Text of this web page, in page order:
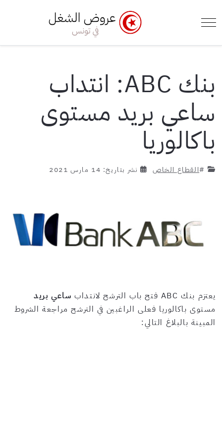
Mobile Menu Toggle
بنك ABC: انتداب
ساعي بريد مستوى
باكالوريا
#القطاع الخاص نشر بتاريخ: 14 مارس 2021
يعتزم بنك ABC فتح باب الترشح لانتداب
ساعي بريد
مستوى باكالوريا فعلى الراغبين في الترشح مراجعة الشروط
المبينة بالبلاغ التالي:
Toggle